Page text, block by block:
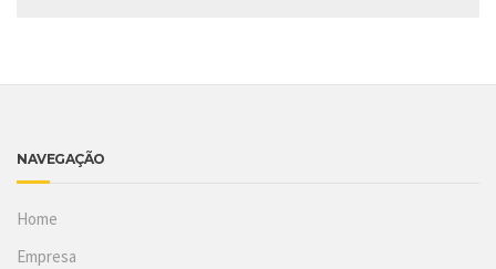
NAVEGAÇÃO
Home
Empresa